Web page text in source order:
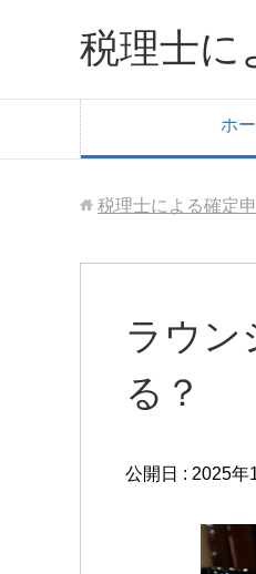
税理士に
ホ
税理士による確定
ラウン
る？
公開日 : 2025年